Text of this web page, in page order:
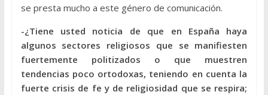
se presta mucho a este género de comunicación.
-¿Tiene usted noticia de que en España haya
algunos sectores religiosos que se manifiesten
fuertemente politizados o que muestren
tendencias poco ortodoxas, teniendo en cuenta la
fuerte crisis de fe y de religiosidad que se respira;